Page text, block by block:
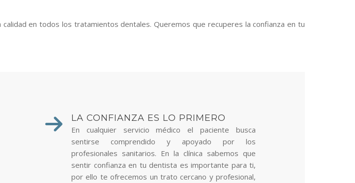
en todos los tratamientos dentales. Queremos que recuperes la confianza en tu
LA CONFIANZA ES LO PRIMERO
En cualquier servicio médico el paciente busca
sentirse comprendido y apoyado por los
profesionales sanitarios. En la clínica sabemos que
sentir confianza en tu dentista es importante para ti,
por ello te ofrecemos un trato cercano y profesional,